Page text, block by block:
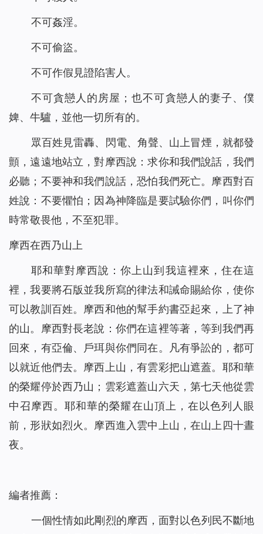
不可姦淫。
不可偷盜。
不可作假見證陷害人。
不可貪戀人的房屋；也不可貪戀人的妻子、僕
婢、牛驢，並他一切所有的。
眾百姓見雷轟、閃電、角聲、山上冒煙，就都發
顫，遠遠地站立，對摩西說：求你和我們說話，我們
必聽；不要神和我們說話，恐怕我們死亡。摩西對百
姓說：不要懼怕；因為神降臨是要試驗你們，叫你們
時常敬畏他，不至犯罪。
摩西在西乃山上
耶和華對摩西說：你上山到我這裡來，住在這
裡，我要將石版並我所寫的律法和誡命賜給你，使你
可以教訓百姓。摩西和他的幫手約書亞起來，上了神
的山。摩西對長老說：你們在這裡等著，等到我們再
回來，有亞倫、戶珥與你們同在。凡有爭訟的，都可
以就近他們去。摩西上山，有雲彩把山遮蓋。耶和華
的榮耀停於西乃山；雲彩遮蓋山六天，第七天他從雲
中召摩西。耶和華的榮耀在山頂上，在以色列人眼
前，形狀如烈火。摩西進入雲中上山，在山上四十晝
夜。
編者推薦：
一個性情如此剛烈的摩西，面對以色列民不斷地